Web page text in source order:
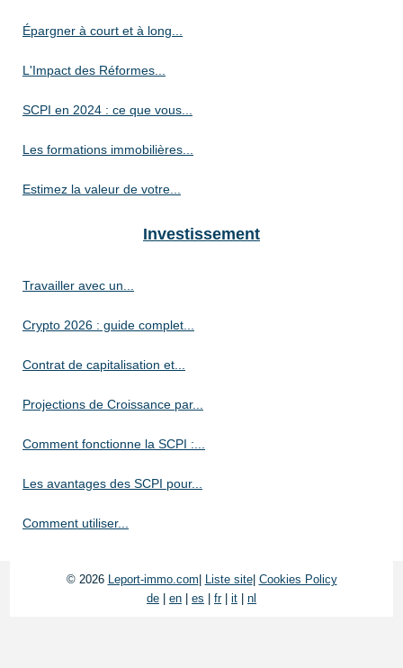
Épargner à court et à long...
L'Impact des Réformes...
SCPI en 2024 : ce que vous...
Les formations immobilières...
Estimez la valeur de votre...
Investissement
Travailler avec un...
Crypto 2026 : guide complet...
Contrat de capitalisation et...
Projections de Croissance par...
Comment fonctionne la SCPI :...
Les avantages des SCPI pour...
Comment utiliser...
© 2026 Leport-immo.com Liste site| Cookies Policy
de
en es fr| it nl